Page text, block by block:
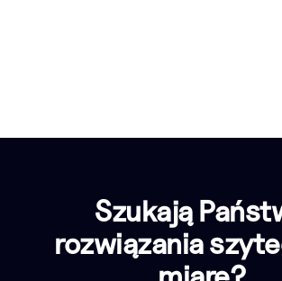
Szukają
rozwiązania